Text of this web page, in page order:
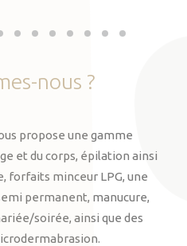
nous ?
propose une gamme
et du corps, épilation ainsi
forfaits minceur LPG, une
permanent, manucure,
soirée, ainsi que des